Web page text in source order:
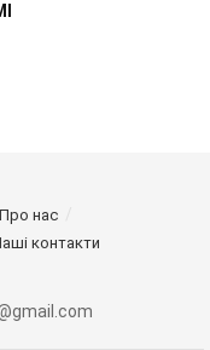
Про нас
контакти